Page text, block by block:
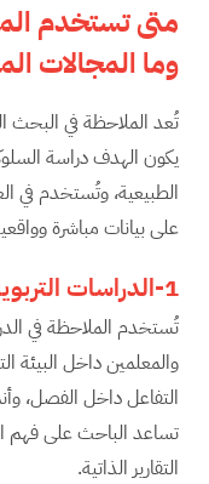
متى تستخدم
وما المجالات
تُعد الملاحظة في البحث
يكون الهدف دراسة
الطبيعية، وتُستخدم في
على بيانات مباشرة
1-الدراسات التربوية
تُستخدم الملاحظة في
والمعلمين داخل البيئة
التفاعل داخل الفصل،
تساعد الباحث على فهم
التقارير الذاتية.